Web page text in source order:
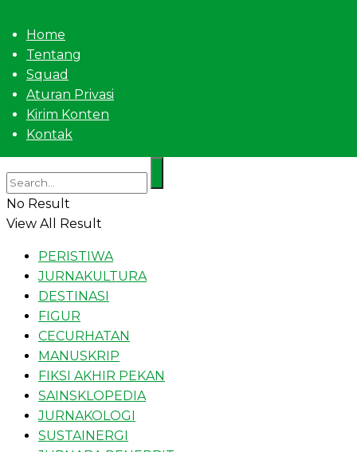
Home
Tentang
Squad
Aturan Privasi
Kirim Konten
Kontak
No Result
View All Result
PERISTIWA
JURNAKULTURA
DESTINASI
FIGUR
CECURHATAN
MANUSKRIP
FIKSI AKHIR PEKAN
SAINSKLOPEDIA
JURNAKOLOGI
SUSTAINERGI